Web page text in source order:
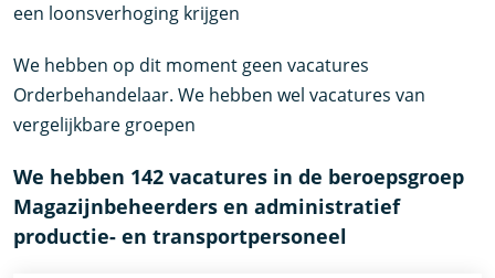
een loonsverhoging krijgen
We hebben op dit moment geen vacatures
Orderbehandelaar. We hebben wel vacatures van
vergelijkbare groepen
We hebben 142 vacatures in de beroepsgroep
Magazijnbeheerders en administratief
productie- en transportpersoneel